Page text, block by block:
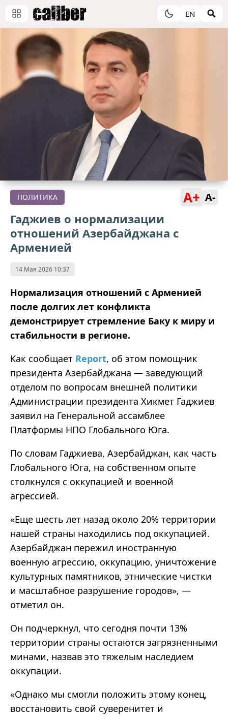
EN
ПОЛИТИКА A+ A-
Гаджиев о нормализации
отношений Азербайджана с
Арменией
14 Мая 2026 10:37
Нормализация отношений с Арменией
после долгих лет конфликта
демонстрирует стремление Баку к миру и
стабильности в регионе.
Как сообщает Report, об этом помощник
президента Азербайджана — заведующий
отделом по вопросам внешней политики
Администрации президента Хикмет Гаджиев
заявил на Генеральной ассамблее
Платформы НПО Глобального Юга.
По словам Гаджиева, Азербайджан, как часть
Глобального Юга, на собственном опыте
столкнулся с оккупацией и военной
агрессией.
«Еще шесть лет назад около 20% территории
нашей страны находились под оккупацией.
Азербайджан пережил иностранную
военную агрессию, оккупацию, уничтожение
культурных памятников, этнические чистки
и масштабное разрушение городов», —
отметил он.
Он подчеркнул, что сегодня почти 13%
территории страны остаются загрязненными
минами, назвав это тяжелым наследием
оккупации.
«Однако мы смогли положить этому конец,
восстановить свой суверенитет и